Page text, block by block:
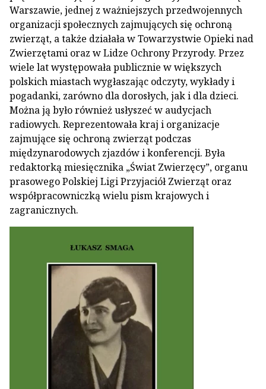
Warszawie, jednej z ważniejszych przedwojennych
organizacji społecznych zajmujących się ochroną
zwierząt, a także działała w Towarzystwie Opieki nad
Zwierzętami oraz w Lidze Ochrony Przyrody. Przez
wiele lat występowała publicznie w większych
polskich miastach wygłaszając odczyty, wykłady i
pogadanki, zarówno dla dorosłych, jak i dla dzieci.
Można ją było również usłyszeć w audycjach
radiowych. Reprezentowała kraj i organizacje
zajmujące się ochroną zwierząt podczas
międzynarodowych zjazdów i konferencji. Była
redaktorką miesięcznika „Świat Zwierzęcy”, organu
prasowego Polskiej Ligi Przyjaciół Zwierząt oraz
współpracowniczką wielu pism krajowych i
zagranicznych.